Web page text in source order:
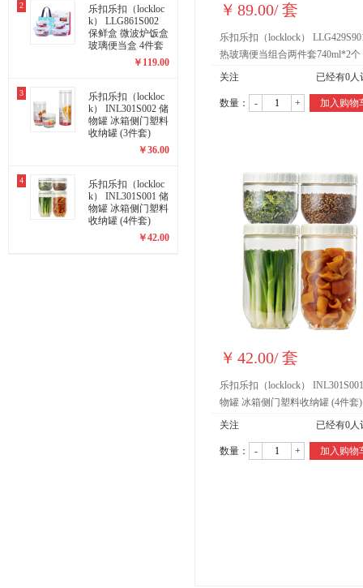
2
乐扣乐扣（lockloc
k） LLG861S002
保鲜盒 微波炉饭盒
玻璃便当盒 4件套
￥ 119.00
3
乐扣乐扣（lockloc
k） INL301S002 储
物罐 冰箱侧门塑料
收纳罐 (3件套)
￥36.00
4
乐扣乐扣（lockloc
k） INL301S001 储
物罐 冰箱侧门塑料
收纳罐 (4件套)
￥42.00
￥ 89.00/套
乐扣乐扣（locklock）
热玻璃便当组合两件套740ml*2个
关注
已经有0人
数量： - + 加入购物
￥ 42.00/套
乐扣乐扣（locklock）
物罐 冰箱侧门塑料收纳罐 (4件套)
关注
已经有0人
数量： - + 加入购物